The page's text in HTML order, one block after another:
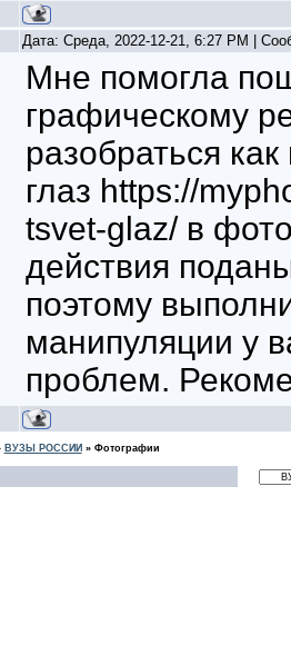
Дата: Среда, 2022-12-21, 6:27 PM |
Мне помогла
графическому
разобраться
глаз https://
tsvet-glaz/ в
действия
поэтому
манипуляции у
проблем.
ВУЗЫ РОССИИ » Фотографии